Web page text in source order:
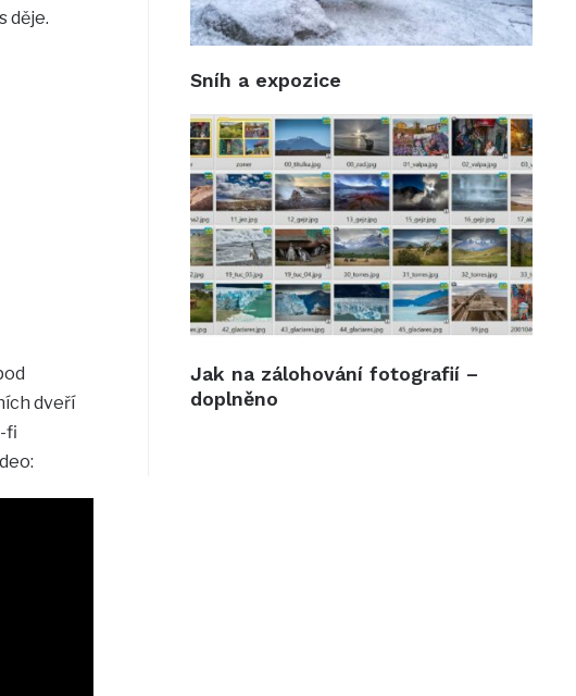
děje.
dveří
fi
Sníh a expozice
Jak na zálohování fotografií –
doplněno